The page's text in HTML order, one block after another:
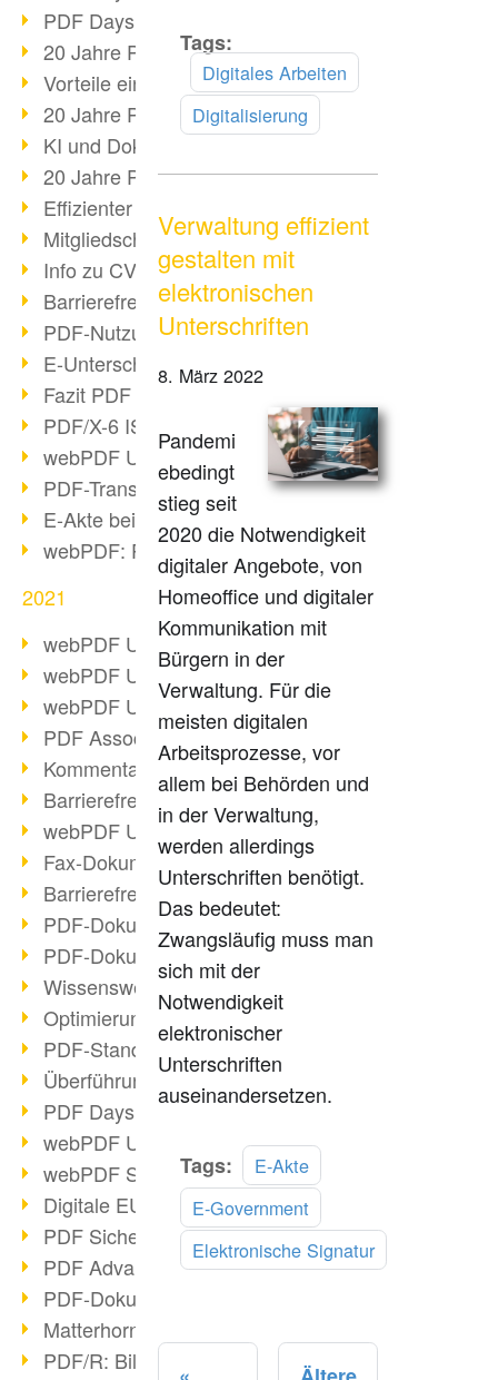
PDF Days Europe 2022
20 Jahre PDF/X (Teil 3)
Vorteile einer PDF-Businesslösung
20 Jahre PDF/X (Teil 2)
KI und Dokumenten-Management
20 Jahre PDF/X (Teil 1)
Effizienter Dokumenten Workflow
Mitgliedschaft PDF Association
Info zu CVE-2022-22965
Barrierefreiheit mehr als Inklusion
PDF-Nutzung durch Pandemie
E-Unterschriften für Verwaltung
Fazit PDF Days 2021
PDF/X-6 ISO-Norm
webPDF Update 8.0.0.2393
PDF-Transparenz beim PDF-Format
E-Akte bei Behörden
webPDF: PDF-Anhänge verwalten
2021
webPDF Update 8.0.0.2376
webPDF Update 8.0.0.2374
webPDF Update 8.0.0.2372
PDF Association 2021 Entwicklungen
Kommentare im PDF einfügen
Barrierefreie PDF-Dokumente (3/3)
webPDF Update 8.0.0.2338
Fax-Dokumente in Workflow
Barrierefreie PDF-Dokumente (2/3)
PDF-Dokumente mit OCR optimieren
PDF-Dokumente barrierefrei?
Wissenswertes über E-Signatur
Optimierung des PDF-Formats
PDF-Standards im Überblick
Überführung PDF/A in Archivsystem
PDF Days Europe 2021
webPDF Update 8.0.0.2282
webPDF Statistik-Auswertungen
Digitale EU COVID-Zertifikate
PDF Sicherheitseinstellungen
PDF Advanced Electronic Signature
PDF-Dokumente neu organisieren
Matterhorn Protokoll 1.1 verfügbar
PDF/R: Bildformat der Zukunft
Tags:
Digitales Arbeiten
Digitalisierung
Verwaltung effizient
gestalten mit
elektronischen
Unterschriften
8. März 2022
Pandemi
ebedingt
stieg seit
2020 die Notwendigkeit
digitaler Angebote, von
Homeoffice und digitaler
Kommunikation mit
Bürgern in der
Verwaltung. Für die
meisten digitalen
Arbeitsprozesse, vor
allem bei Behörden und
in der Verwaltung,
werden allerdings
Unterschriften benötigt.
Das bedeutet:
Zwangsläufig muss man
sich mit der
Notwendigkeit
elektronischer
Unterschriften
auseinandersetzen.
Tags:
E-Akte
E-Government
Elektronische Signatur